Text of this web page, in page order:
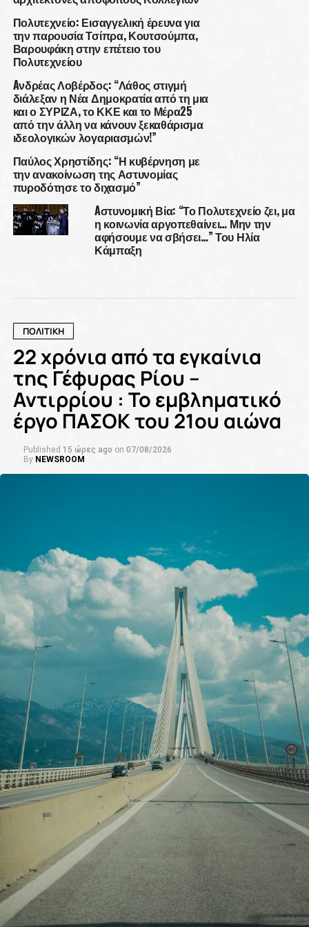
Πολυτεχνείο: Εισαγγελική έρευνα για
την παρουσία Τσίπρα, Κουτσούμπα,
Βαρουφάκη στην επέτειο του
Πολυτεχνείου
Aνδρέας Λοβέρδος: “Λάθος στιγμή
διάλεξαν η Νέα Δημοκρατία από τη μια
και ο ΣΥΡΙΖΑ, το ΚΚΕ και το Μέρα25
από την άλλη να κάνουν ξεκαθάρισμα
ιδεολογικών λογαριασμών!”
Παύλος Χρηστίδης: “Η κυβέρνηση με
την ανακοίνωση της Αστυνομίας
πυροδότησε το διχασμό”
Aστυνομική Βία: “Το Πολυτεχνείο ζει, μα
η κοινωνία αργοπεθαίνει… Μην την
αφήσουμε να σβήσει…” Του Ηλία
Κάμπαξη
ΠΟΛΙΤΙΚΗ
22 χρόνια από τα εγκαίνια
της Γέφυρας Ρίου –
Αντιρρίου : Το εμβληματικό
έργο ΠΑΣΟΚ του 21ου αιώνα
Published 15 ώρες ago on 07/08/2026
By NEWSROOM